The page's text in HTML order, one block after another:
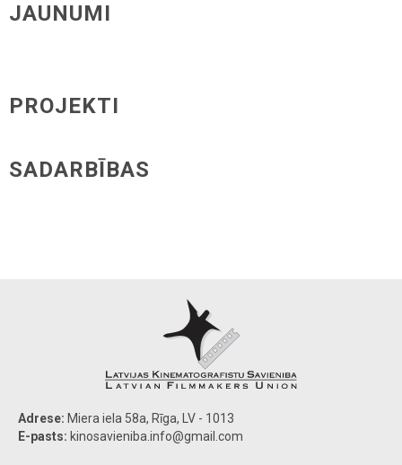
JAUNUMI
PROJEKTI
SADARBĪBAS
Adrese: Miera iela 58a, Rīga, LV - 1013
E-pasts: kinosavieniba.info@gmail.com